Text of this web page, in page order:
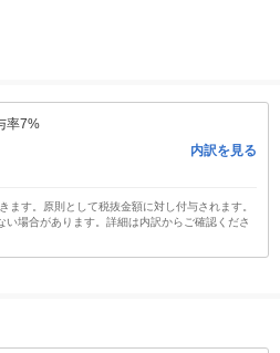
率7%
内訳を見る
ます。原則として税抜金額に対し付与されます。
場合があります。詳細は内訳からご確認くださ